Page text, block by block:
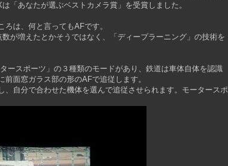
「あなたが選ぶベストカメラ賞」を受賞しました。
は、何と言ってもAFです。
が増えたとかそうではなく、「ディープラーニング」の技術を
ースポーツ」の３種類のモードがあり、鉄道は車体自体を認識
面窓ガラス部の形のAFで追従します。
、自分で合わせた機体を選んで追従させられます。モータースポ